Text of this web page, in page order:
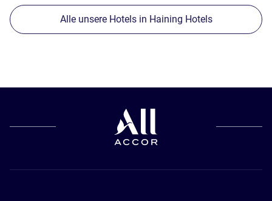
Alle unsere Hotels in Haining Hotels